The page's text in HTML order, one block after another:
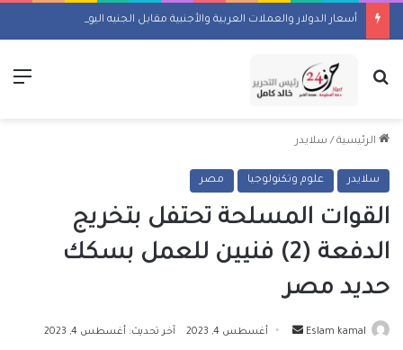
بحث عن
الرئيسية / سلايدر
سلايدر علوم وتكنولوجيا مصر
القوات المسلحة تحتفل بتخريج
الدفعة (2) فنيين للعمل بسكك
حديد مصر
Eslam kamal
أرسل أغسطس 4, 2023 آخر تحديث: أغسطس 4, 2023